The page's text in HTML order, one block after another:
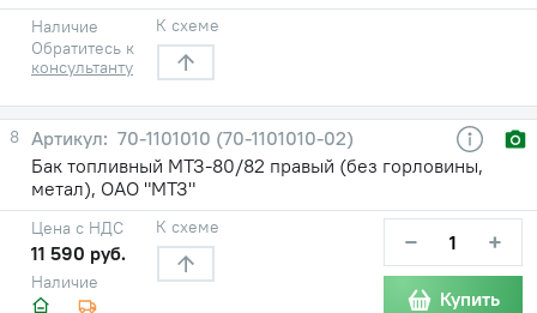
Наличие
Обратитесь к
консультанту
К схеме
8
70-1101010 (70-1101010-02)
Бак топливный МТЗ-80/82 правый (без горловины,
метал), ОАО "МТЗ"
Наличие
Цена с НДС
11 590 руб.
К схеме − +
Купить